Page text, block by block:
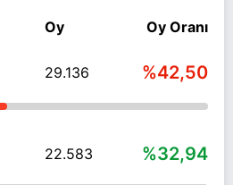
Oy Oy Oranı
29.136 %42,50
22.583 %32,94